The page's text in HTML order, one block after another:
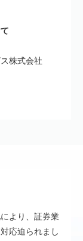
株式会社
より、証券業
応迫られまし